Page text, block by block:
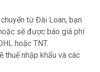
từ Đài Loan, bạn
sẽ được báo giá phí
hoặc TNT.
thuế nhập khẩu và các